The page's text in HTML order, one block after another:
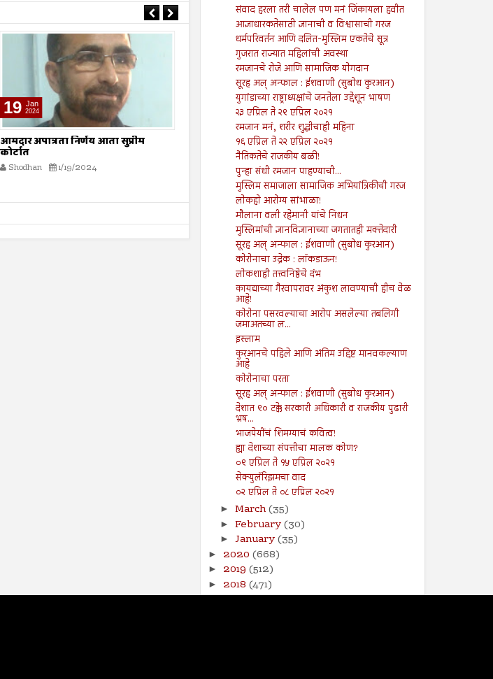
13 Mar
2024
‘रमज़ान’ कुरआनच्या प्रकाशात
Shodhan
विचारसरणीरहित राजकीय विचारधारेचा
3/29/2024
संवाद हरला तरी चालेल पण मनं जिंकायला हवीत
आज्ञाधारकतेसाठी ज्ञानाची व विश्वासाची गरज
धर्मपरिवर्तन आणि दलित-मुस्लिम एकतेचे सूत्र
गुजरात राज्यात महिलांची अवस्था
रमजानचे रोजे आणि सामाजिक योगदान
सूरह अल् अन्फाल : ईशवाणी (सुबोध कुरआन)
युगांडाच्या राष्ट्राध्यक्षांचे जनतेला उद्देशून भाषण
२३ एप्रिल ते २९ एप्रिल २०२१
रमजान मनं, शरीर शुद्धीचाही महिना
१६ एप्रिल ते २२ एप्रिल २०२१
नैतिकतेचे राजकीय बळी!
पुन्हा संधी रमजान पाहण्याची...
मुस्लिम समाजाला सामाजिक अभियांत्रिकीची गरज
लोकहो आरोग्य सांभाळा!
मौलाना वली रहेमानी यांचे निधन
मुस्लिमांची ज्ञानविज्ञानाच्या जगतातही मक्तेदारी
सूरह अल् अन्फाल : ईशवाणी (सुबोध कुरआन)
कोरोनाचा उद्रेक : लॉकडाऊन!
लोकशाही तत्त्वनिष्ठेचे दंभ
कायद्याच्या गैरवापरावर अंकुश लावण्याची हीच वेळ
आहे!
कोरोना पसरवल्याचा आरोप असलेल्या तबलिगी
जमाअतच्या ल...
इस्लाम
कुरआनचे पहिले आणि अंतिम उद्दिष्ट मानवकल्याण
आहे
कोरोनाचा परता
सूरह अल् अन्फाल : ईशवाणी (सुबोध कुरआन)
देशात ९० टक्के सरकारी अधिकारी व राजकीय पुढारी
भ्रष...
भाजपेयींचं शिमग्याचं कवित्व!
ह्या देशाच्या संपत्तीचा मालक कोण?
०९ एप्रिल ते १५ एप्रिल २०२१
सेक्युलॅरिझमचा वाद
०२ एप्रिल ते ०८ एप्रिल २०२१
► March(35)
► February(30)
► January(35)
► 2020 (668)
► 2019 (512)
► 2018 (471)
►2017(141)